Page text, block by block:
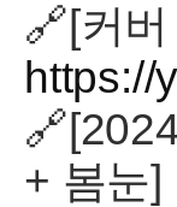
🔗[커
https://
+ 봄눈]